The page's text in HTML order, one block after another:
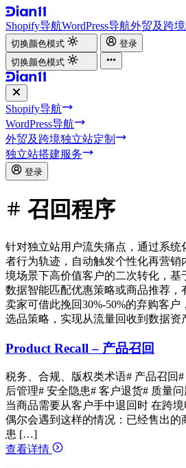
Shopify导航WordPress导航外贸及跨
切换颜色模式
登录
切换颜色模式
Shopify导航
WordPress导航
外贸及跨境独立站定制
独立站搭建服务
登录
召回程序
针对独立站用户流失痛点，通过系统
者行为轨迹，自动触发个性化再营销
境场景下高价值客户的二次转化，基
数据智能匹配优惠策略或商品推荐，
卖家可借此挽回30%-50%的弃购客
选品策略，实现从流量回收到数据资
Product Recall – 产品召回
税务、合规、版权类术语# 产品召回
后管理# 安全隐患# 客户退货# 质量问
当商品需要从客户手中退回时 在跨境
偶尔会遇到这样的情况：已经售出的
患 […]
查看详情